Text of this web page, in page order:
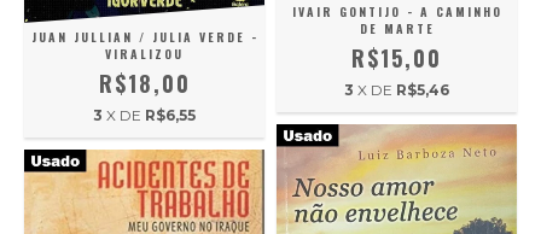
JUAN JULLIAN / JULIA VERDE -
VIRALIZOU
R$18,00
3 X DE R$6,55
IVAIR GONTIJO - A CAMINHO
DE MARTE
R$15,00
3 X DE R$5,46